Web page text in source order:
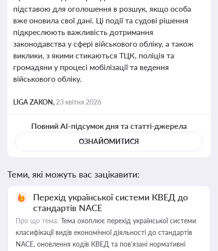
підставою для оголошення в розшук, якщо особа
вже оновила свої дані. Ці події та судові рішення
підкреслюють важливість дотримання
законодавства у сфері військового обліку, а також
виклики, з якими стикаються ТЦК, поліція та
громадяни у процесі мобілізації та ведення
військового обліку.
LIGA ZAKON, 23 квітня 2026
Повний AI-підсумок дня та статті-джерела
ОЗНАЙОМИТИСЯ
Теми, які можуть вас зацікавити:
Перехід української системи КВЕД до
стандартів NACE
Про що тема: Тема охоплює перехід української системи
класифікації видів економічної діяльності до стандартів
NACE, оновлення кодів КВЕД та пов'язані нормативні